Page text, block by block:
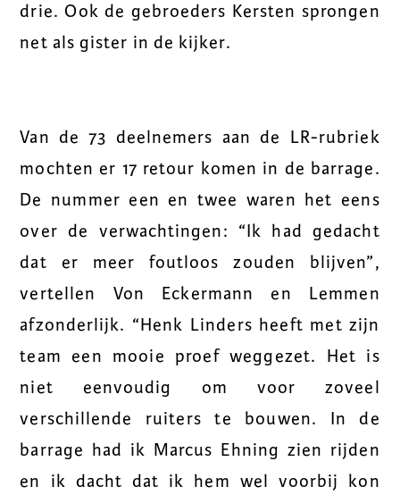
drie. Ook de gebroeders Kersten sprongen
net als gister in de kijker.
Van de 73 deelnemers aan de LR-rubriek
mochten er 17 retour komen in de barrage.
De nummer een en twee waren het eens
over de verwachtingen: “Ik had gedacht
dat er meer foutloos zouden blijven”,
vertellen Von Eckermann en Lemmen
afzonderlijk. “Henk Linders heeft met zijn
team een mooie proef weggezet. Het is
niet eenvoudig om voor zoveel
verschillende ruiters te bouwen. In de
barrage had ik Marcus Ehning zien rijden
en ik dacht dat ik hem wel voorbij kon